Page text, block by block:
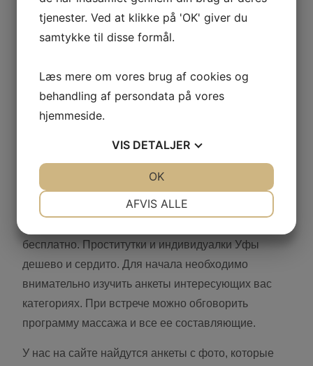
намеченных планов. Для получения услуги
достаточно зайти на сайт, и набрать номер
попросила заказчика подождать её в спальне на
кровати и приготовиться к лучшему сексу в его
жизни, а сама пошла в ванную.
Далеко не всегда редакция, состоящая из
интеллигентных, серьезных и компетентных
людей, разделяет мнение своего главного Автора.
Всем известно, что есть проститутки и есть шлюхи.
бесплатно. Проститутки и индивидуалки Уфы
дешево и сердито. Для начала необходимо
внимательно изучить анкеты интересующих вас
категориях. При встрече можно обговорить
программу массажа и все ее составляющие.
У нас на сайте найдутся анкеты с фото, которые
tjenester. Ved at klikke på 'OK' giver du
samtykke til disse formål.
Læs mere om vores brug af cookies og
behandling af persondata på vores
hjemmeside.
VIS DETALJER
MARKETING STATISTIK
AFVIS ALLE
OK